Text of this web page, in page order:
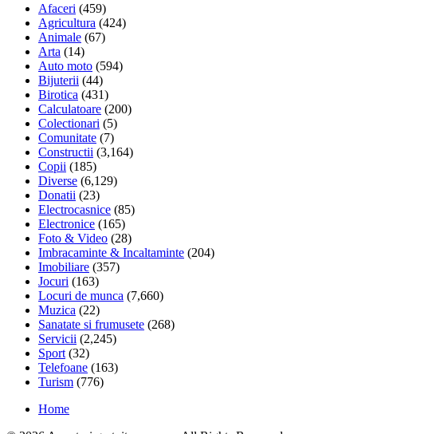
Afaceri (459)
Agricultura (424)
Animale (67)
Arta (14)
Auto moto (594)
Bijuterii (44)
Birotica (431)
Calculatoare (200)
Colectionari (5)
Comunitate (7)
Constructii (3,164)
Copii (185)
Diverse (6,129)
Donatii (23)
Electrocasnice (85)
Electronice (165)
Foto & Video (28)
Imbracaminte & Incaltaminte (204)
Imobiliare (357)
Jocuri (163)
Locuri de munca (7,660)
Muzica (22)
Sanatate si frumusete (268)
Servicii (2,245)
Sport (32)
Telefoane (163)
Turism (776)
Home